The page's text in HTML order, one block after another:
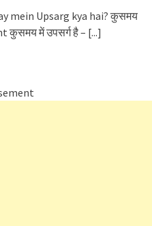
mein Upsarg kya hai? कुसमय
कुसमय में उपसर्ग है – [...]